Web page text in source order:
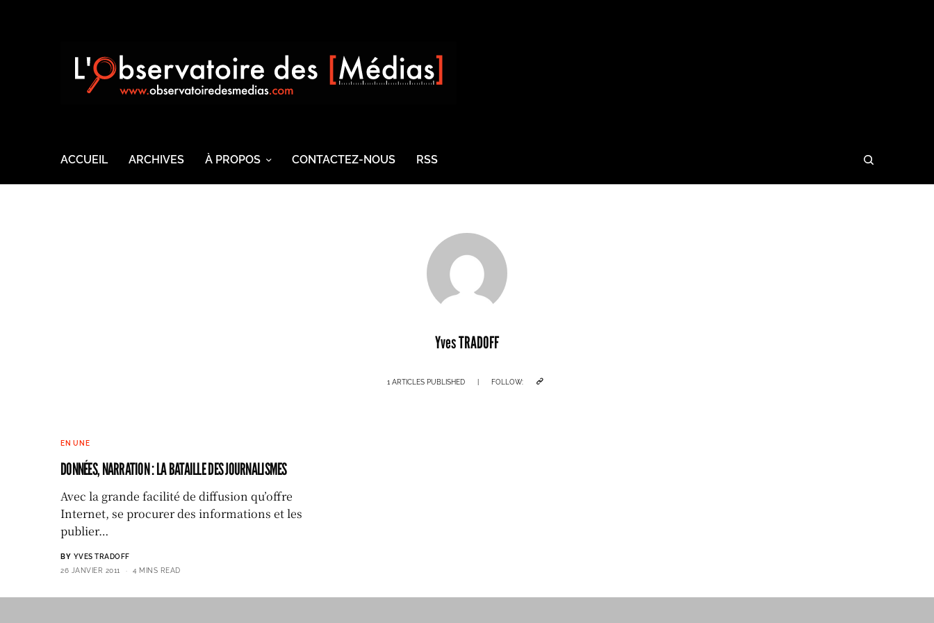
ACCUEIL ARCHIVES À PROPOS CONTACTEZ-NOUS RSS
Yves TRADOFF
1 ARTICLES PUBLISHED FOLLOW:
EN UNE
DONNÉES, NARRATION : LA BATAILLE DES JOURNALISMES
Avec la grande facilité de diffusion qu’offre
Internet, se procurer des informations et les
publier…
BY YVES TRADOFF
26 JANVIER 2011
4 MINS READ